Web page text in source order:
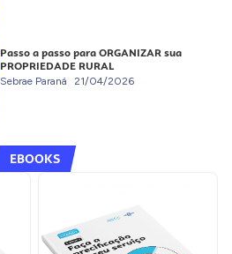
Passo a passo para ORGANIZAR sua
PROPRIEDADE RURAL
Sebrae Paraná 21/04/2026
EBOOKS